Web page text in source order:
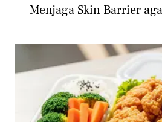
Menjaga Skin Barrier